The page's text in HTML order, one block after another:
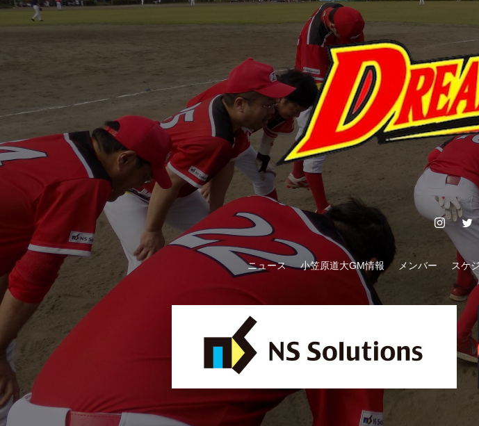
ニュース 小笠原道大GM情報 メンバー スケ